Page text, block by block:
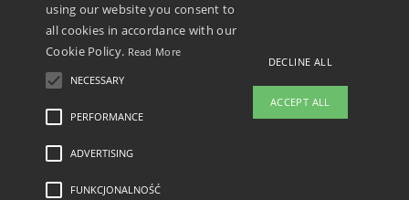
Legal Mentions-polityka prywatności
Wszelkie prawa zastrzeżone
using our website you consent to
all cookies in accordance with our
Cookie Policy. Read More
NECESSARY
PERFORMANCE
ADVERTISING
FUNKCJONALNOŚĆ
DECLINE ALL
ACCEPT ALL